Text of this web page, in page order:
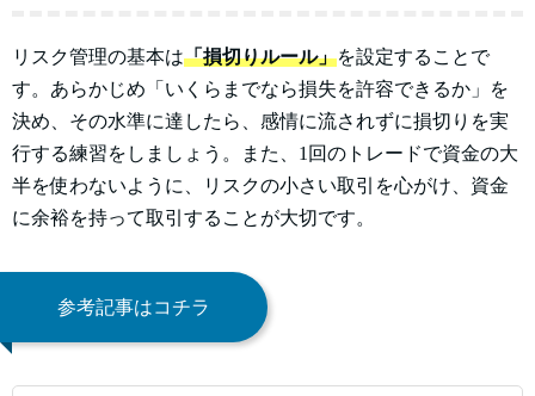
リスク管理の基本は「損切りルール」を設定することで
す。あらかじめ「いくらまでなら損失を許容できるか」を
決め、その水準に達したら、感情に流されずに損切りを実
行する練習をしましょう。また、1回のトレードで資金の大
半を使わないように、リスクの小さい取引を心がけ、資金
に余裕を持って取引することが大切です。
参考記事はコチラ